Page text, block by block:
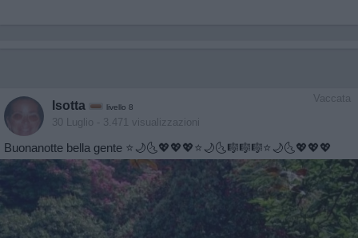
Vaccata
Isotta livello 8
30 Luglio - 3.471 visualizzazioni
Buonanotte bella gente ⭐️🌙🌜💖💖💖⭐️🌙🌜🎼🎼🎼⭐️🌙🌜💖💖💖